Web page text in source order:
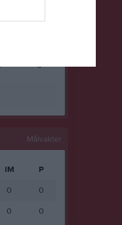
0
0
Målvakter
IM
P
0
0
0 0